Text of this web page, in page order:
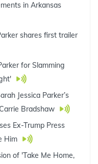
in Arkansas
shares first trailer
for Slamming
Jessica Parker’s
Bradshaw
Ex-Trump Press
Him
of 'Take Me Home,